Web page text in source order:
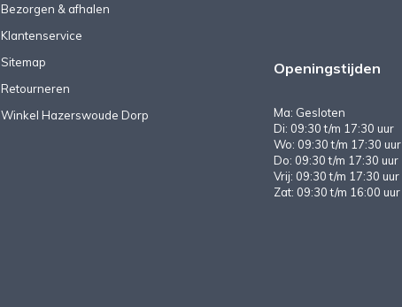
Bezorgen & afhalen
Klantenservice
Sitemap
Retourneren
Winkel Hazerswoude Dorp
Openingstijden
Ma: Gesloten
Di: 09:30 t/m 17:30 uur
Wo: 09:30 t/m 17:30 uur
Do: 09:30 t/m 17:30 uur
Vrij: 09:30 t/m 17:30 uur
Zat: 09:30 t/m 16:00 uur